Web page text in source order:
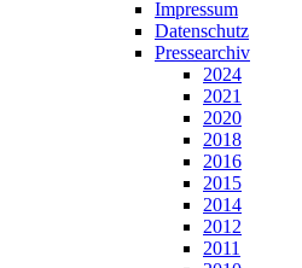
Impressum
Datenschutz
Pressearchiv
2024
2021
2020
2018
2016
2015
2014
2012
2011